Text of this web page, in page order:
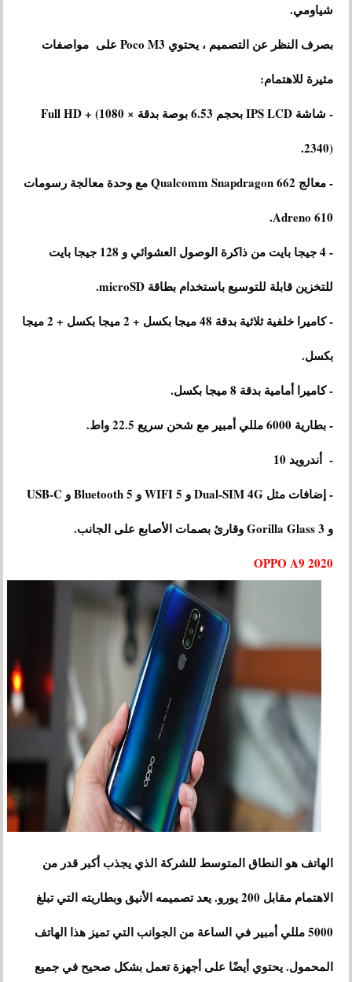
شياومي.
بصرف النظر عن التصميم ، يحتوي Poco M3 على مواصفات
مثيرة للاهتمام:
- شاشة IPS LCD بحجم 6.53 بوصة بدقة Full HD + (1080 ×
2340).
- معالج Qualcomm Snapdragon 662 مع وحدة معالجة رسومات
Adreno 610.
- 4 جيجا بايت من ذاكرة الوصول العشوائي و 128 جيجا بايت
للتخزين قابلة للتوسيع باستخدام بطاقة microSD.
- كاميرا خلفية ثلاثية بدقة 48 ميجا بكسل + 2 ميجا بكسل + 2 ميجا
بكسل.
- كاميرا أمامية بدقة 8 ميجا بكسل.
- بطارية 6000 مللي أمبير مع شحن سريع 22.5 واط.
- أندرويد 10
- إضافات مثل Dual-SIM 4G و WIFI 5 و Bluetooth 5 و USB-C
و Gorilla Glass 3 وقارئ بصمات الأصابع على الجانب.
OPPO A9 2020
الهاتف هو النطاق المتوسط ​​للشركة الذي يجذب أكبر قدر من
الاهتمام مقابل 200 يورو. يعد تصميمه الأنيق وبطاريته التي تبلغ
5000 مللي أمبير في الساعة من الجوانب التي تميز هذا الهاتف
المحمول. يحتوي أيضًا على أجهزة تعمل بشكل صحيح في جميع